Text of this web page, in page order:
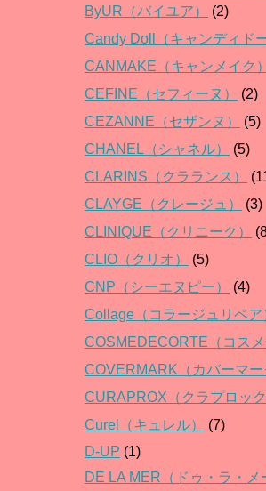
ByUR（バイユア）
(2)
Candy Doll（キャンディドー
CANMAKE（キャンメイク）
CEFINE（セフィーヌ）
(2)
CEZANNE（セザンヌ）
(5)
CHANEL（シャネル）
(5)
CLARINS（クラランス）
CLAYGE（クレージュ）
(3)
CLINIQUE（クリニーク）
CLIO（クリオ）
(5)
CNP（シーエヌピー）
(4)
Collage（コラージュリペア
COSMEDECORTE（コスメ
COVERMARK（カバーマー
CURAPROX（クラプロック
Curel（キュレル）
(7)
D-UP (1)
DE LA MER（ドゥ・ラ・メ